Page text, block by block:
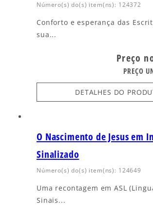
Número(s) do(s) item(ns): 124372
Conforto e esperança das
sua...
Preço
PREÇO
DETALHES DO
O Nascimento de Jesus em
Sinalizado
Número(s) do(s) item(ns): 124649
Uma recontagem em ASL
Sinais...